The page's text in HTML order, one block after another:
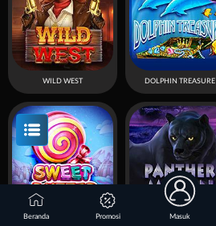
PANTHER MOON
Sweet Buffet
DOLPHIN TREASURE
WILD WEST
Beranda Promosi Masuk